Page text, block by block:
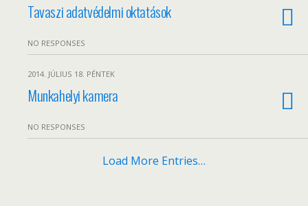
Tavaszi adatvédelmi oktatások
NO RESPONSES
2014. JÚLIUS 18. PÉNTEK
Munkahelyi kamera
NO RESPONSES
Load More Entries…